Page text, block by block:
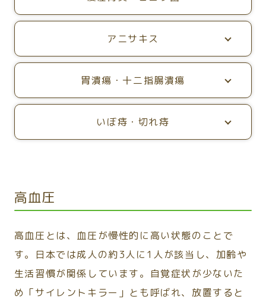
アニサキス
胃潰瘍・十二指腸潰瘍
いぼ痔・切れ痔
高血圧
高血圧とは、血圧が慢性的に高い状態のことで
す。日本では成人の約3人に1人が該当し、加齢や
生活習慣が関係しています。自覚症状が少ないた
め「サイレントキラー」とも呼ばれ、放置すると